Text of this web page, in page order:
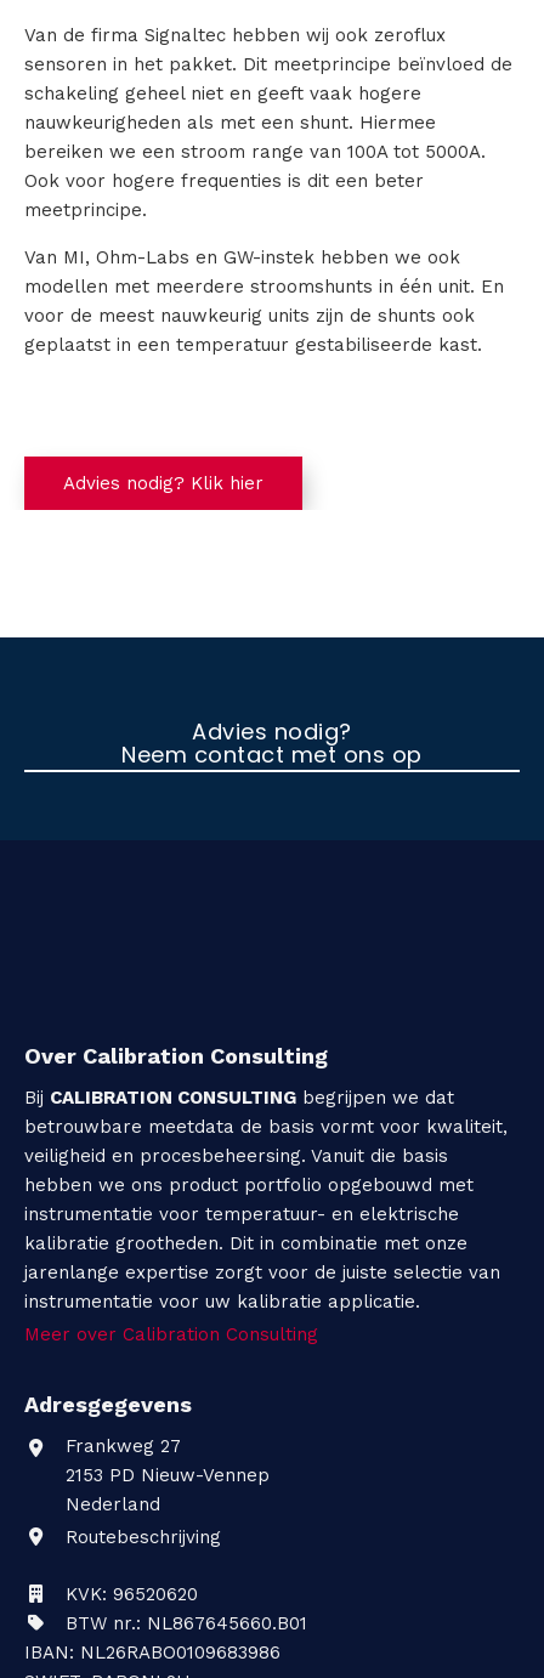
n
g
C
o
n
Advies nodig? Klik hier
Van de firma Signaltec hebben wij ook zeroflux
sensoren in het pakket. Dit meetprincipe beïnvloed de
schakeling geheel niet en geeft vaak hogere
nauwkeurigheden als met een shunt. Hiermee
bereiken we een stroom range van 100A tot 5000A.
Ook voor hogere frequenties is dit een beter
meetprincipe.
Van MI, Ohm-Labs en GW-instek hebben we ook
modellen met meerdere stroomshunts in één unit. En
voor de meest nauwkeurig units zijn de shunts ook
geplaatst in een temperatuur gestabiliseerde kast.
Advies nodig?
Neem contact met ons op
Over Calibration Consulting
Bij CALIBRATION CONSULTING begrijpen we dat
betrouwbare meetdata de basis vormt voor kwaliteit,
veiligheid en procesbeheersing. Vanuit die basis
hebben we ons product portfolio opgebouwd met
instrumentatie voor temperatuur- en elektrische
kalibratie grootheden. Dit in combinatie met onze
jarenlange expertise zorgt voor de juiste selectie van
instrumentatie voor uw kalibratie applicatie.
Meer over Calibration Consulting
Adresgegevens
Frankweg 27
2153 PD Nieuw-Vennep
Nederland
Routebeschrijving
KVK: 96520620
BTW nr.: NL867645660.B01
IBAN: NL26RABO0109683986